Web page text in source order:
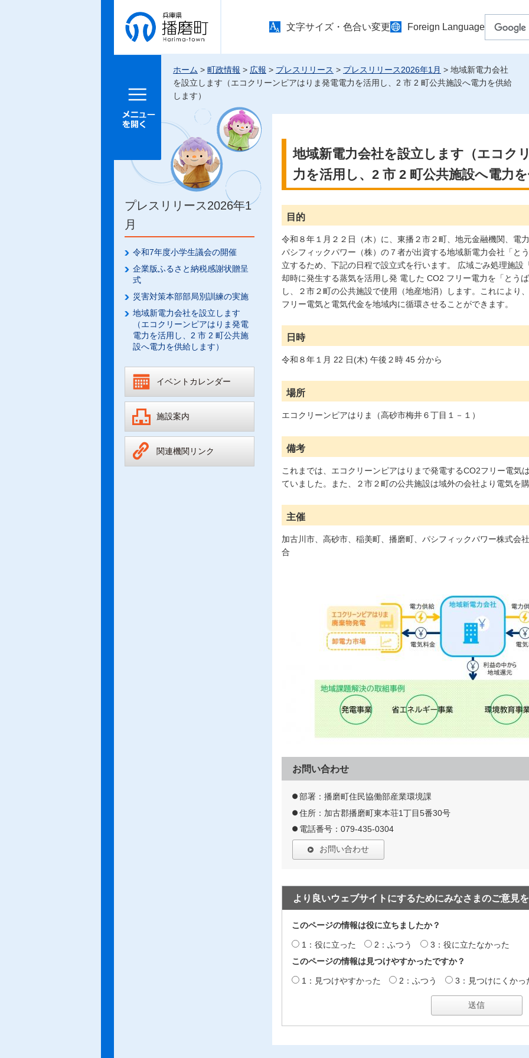
兵庫県 播
磨町
文字サイズ・色合い変更 Foreign Language
メニュー
ホーム > 町政情報 > 広報 > プレスリリース > プレスリリース2026年1月 > 地域新電力会社
を設立します（エコクリーンピアはりま発電電力を活用し、2 市 2 町公共施設へ電力を供給
します）
プレスリリース2026年1
月
令和7年度小学生議会の開催
企業版ふるさと納税感謝状贈呈
式
災害対策本部部局別訓練の実施
地域新電力会社を設立します
（エコクリーンピアはりま発電
電力を活用し、2 市 2 町公共施
設へ電力を供給します）
イベントカレンダー
施設案内
関連機関リンク
地域新電力会社を設立します（エコク
力を活用し、2 市 2 町公共施設へ電力
目的
令和８年１月２２日（木）に、東播２市２町、地元金融機関、電
パシフィックパワー（株）の７者が出資する地域新電力会社「と
立するため、下記の日程で設立式を行います。 広域ごみ処理施設
却時に発生する蒸気を活用し発 電した CO2 フリー電力を「とう
し、２市２町の公共施設で使用（地産地消）します。これにより
フリー電気と電気代金を地域内に循環させることができます。
日時
令和８年１月 22 日(木) 午後２時 45 分から
場所
エコクリーンピアはりま（高砂市梅井６丁目１－１）
備考
これまでは、エコクリーンピアはりまで発電するCO2フリー電気
ていました。また、２市２町の公共施設は域外の会社より電気を
主催
加古川市、高砂市、稲美町、播磨町、パシフィックパワー株式会
合
お問い合わせ
部署：播磨町住民協働部産業環境課
住所：加古郡播磨町東本荘1丁目5番30号
電話番号：079-435-0304
お問い合わせ
より良いウェブサイトにするためにみなさまのご意見
このページの情報は役に立ちましたか？
1：役に立った 2：ふつう
3：役に立たなかった
このページの情報は見つけやすかったですか？
1：見つけやすかった 2：ふつう 3：見つけにくかっ